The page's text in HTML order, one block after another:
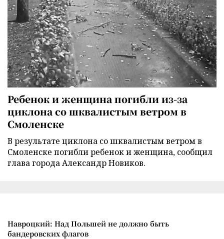
Ребенок и женщина погибли из-за
циклона со шквалистым ветром в
Смоленске
В результате циклона со шквалистым ветром в
Смоленске погибли ребенок и женщина, сообщил
глава города Александр Новиков.
Навроцкий: Над Польшей не должно быть
бандеровских флагов